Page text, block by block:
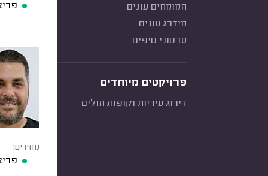
המומחים עונים
מידרג עונים
סרטוני טיפים
פרויקטים מיוחדים
דירוג עיריות וקופות חולים
מחירים: